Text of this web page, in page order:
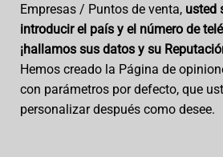
Empresas / Puntos de venta, usted
introducir el país y el número de
¡hallamos sus datos y su
Hemos creado la Página de
con parámetros por defecto, que
personalizar después como desee.